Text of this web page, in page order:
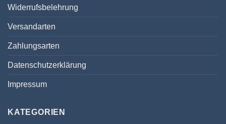
Widerrufsbelehrung
Versandarten
Zahlungsarten
Datenschutzerklärung
Impressum
KATEGORIEN